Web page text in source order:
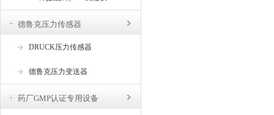
德鲁克压力传感器
DRUCK压力传感器
德鲁克压力变送器
药厂GMP认证专用设备